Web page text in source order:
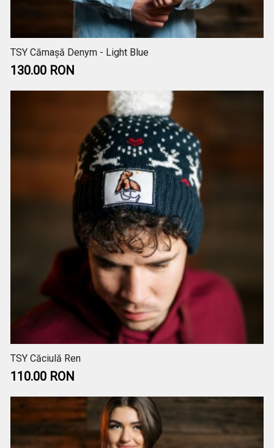
TSY Cămașă Denym - Light Blue
130.00 RON
TSY Căciulă Ren
110.00 RON